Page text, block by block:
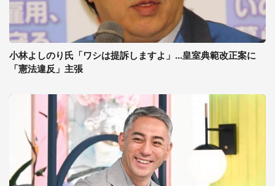
小林よしのり氏「ワシは提訴しますよ」...皇室典範改正案に
「憲法違反」主張